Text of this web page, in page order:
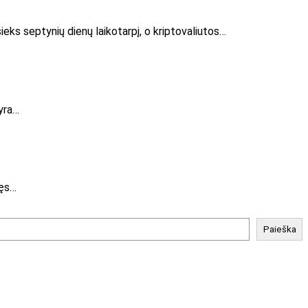
septynių dienų laikotarpį, o kriptovaliutos…
Paieška